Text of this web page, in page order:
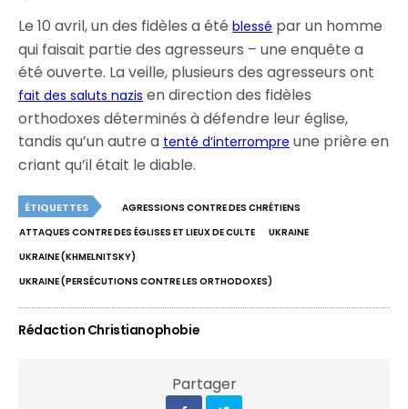
Le 10 avril, un des fidèles a étéblessé par un homme
qui faisait partie des agresseurs – une enquête a
été ouverte. La veille, plusieurs des agresseurs ont
fait des saluts nazis en direction des fidèles
orthodoxes déterminés à défendre leur église,
tandis qu’un autre a tenté d’interrompre une prière en
criant qu’il était le diable.
ÉTIQUETTES
AGRESSIONS CONTRE DES CHRÉTIENS
ATTAQUES CONTRE DES ÉGLISES ET LIEUX DE CULTE
UKRAINE
UKRAINE (KHMELNITSKY)
UKRAINE (PERSÉCUTIONS CONTRE LES ORTHODOXES)
Rédaction Christianophobie
Partager